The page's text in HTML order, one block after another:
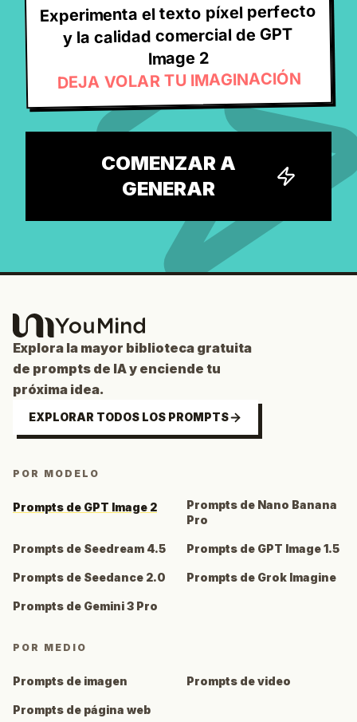
Experimenta el texto píxel perfecto
y la calidad comercial de GPT
Image 2
DEJA VOLAR TU IMAGINACIÓN
COMENZAR A
GENERAR
Explora la mayor biblioteca gratuita
de prompts de IA y enciende tu
próxima idea.
EXPLORAR TODOS LOS PROMPTS
POR MODELO
Prompts de GPT Image 2
Prompts de Nano Banana
Pro
Prompts de Seedream 4.5 Prompts de GPT Image 1.5
Prompts de Seedance 2.0 Prompts de Grok Imagine
Prompts de Gemini 3 Pro
POR MEDIO
Prompts de imagen Prompts de video
Prompts de página web